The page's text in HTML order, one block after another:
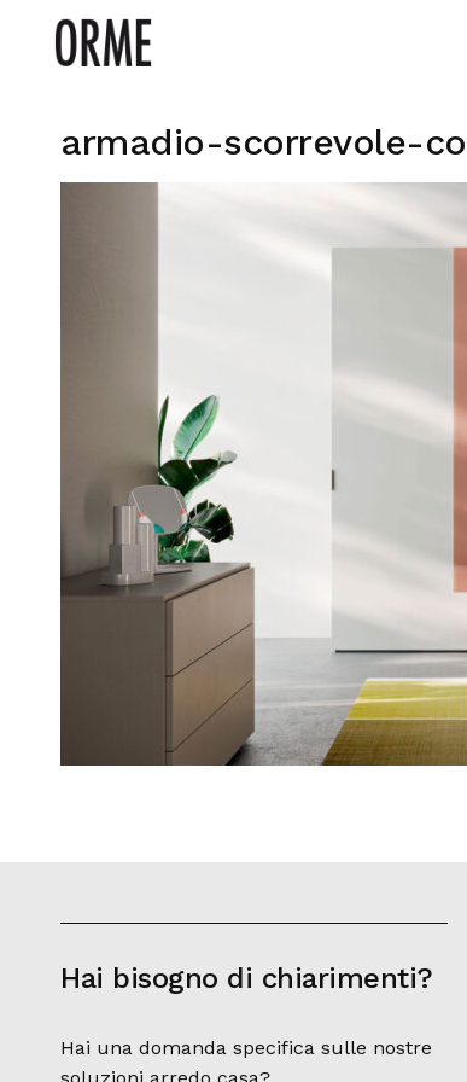
armadio-scorrevole-
Hai bisogno di chiarimenti?
Hai una domanda specifica sulle nostre